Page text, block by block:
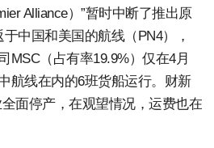
Alliance）”暂时中断了推出原
中国和美国的航线（PN4），
MSC（占有率19.9%）仅在4月
航线在内的6班货船运行。财新
面停产，在观望情况，运费也在